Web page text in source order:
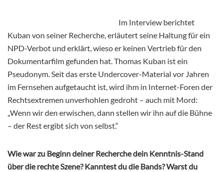
Im Interview berichtet
Kuban von seiner Recherche, erläutert seine Haltung für ein
NPD-Verbot und erklärt, wieso er keinen Vertrieb für den
Dokumentarfilm gefunden hat. Thomas Kuban ist ein
Pseudonym. Seit das erste Undercover-Material vor Jahren
im Fernsehen aufgetaucht ist, wird ihm in Internet-Foren der
Rechtsextremen unverhohlen gedroht – auch mit Mord:
„Wenn wir den erwischen, dann stellen wir ihn auf die Bühne
– der Rest ergibt sich von selbst.“
Wie war zu Beginn deiner Recherche dein Kenntnis-Stand
über die rechte Szene? Kanntest du die Bands? Warst du